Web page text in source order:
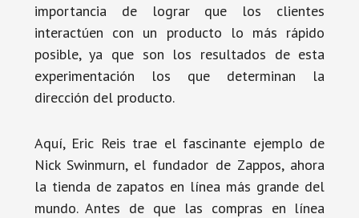
importancia de lograr que los clientes
interactúen con un producto lo más rápido
posible, ya que son los resultados de esta
experimentación los que determinan la
dirección del producto.
Aquí, Eric Reis trae el fascinante ejemplo de
Nick Swinmurn, el fundador de Zappos, ahora
la tienda de zapatos en línea más grande del
mundo. Antes de que las compras en línea